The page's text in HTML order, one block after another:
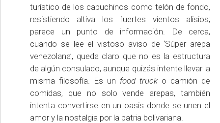
turístico de los capuchinos como telón de fondo,
resistiendo altiva los fuertes vientos alisios;
parece un punto de información. De cerca,
cuando se lee el vistoso aviso de ‘Súper arepa
venezolana’, queda claro que no es la estructura
de algún consulado, aunque quizás intente llevar la
misma filosofía. Es un food truck o camión de
comidas, que no solo vende arepas, también
intenta convertirse en un oasis donde se unen el
amor y la nostalgia por la patria bolivariana.